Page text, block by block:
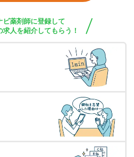
ビ薬剤師に登録して
求人を紹介してもらう！